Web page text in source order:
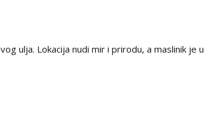
ulja. Lokacija nudi mir i prirodu, a maslinik je u